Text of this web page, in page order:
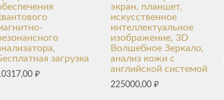
загрузка
₽
экран, планшет,
искусственное
интеллектуальное
изображение, 3D
Волшебное Зеркало,
анализ кожи с
английской системой
225000,00₽